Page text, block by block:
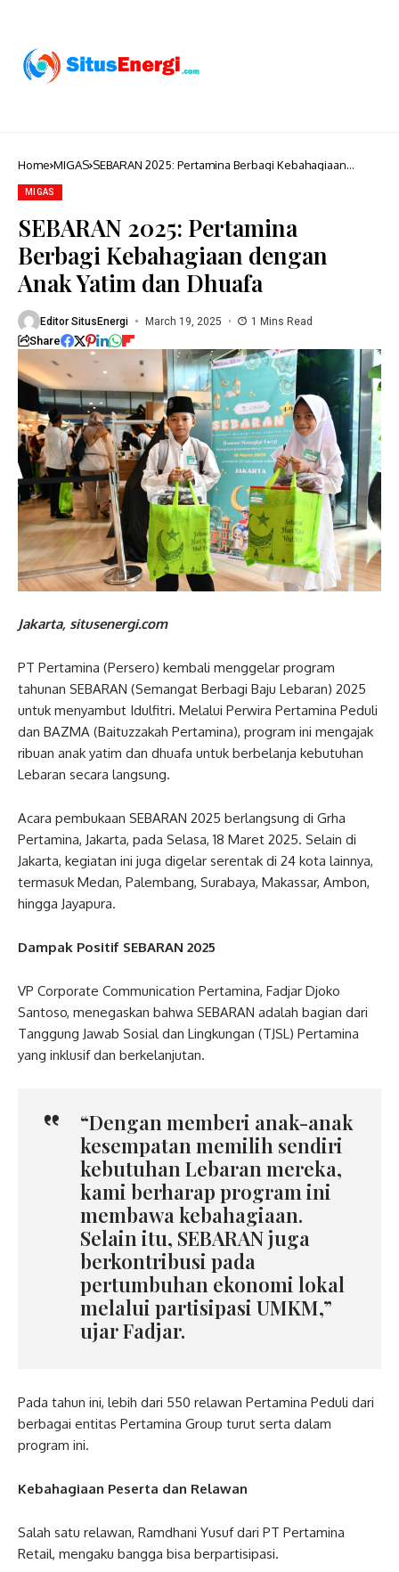
Home MIGAS SEBARAN 2025: Pertamina Berbagi Kebahagiaan
MIGAS
SEBARAN 2025: Pertamina
Berbagi Kebahagiaan dengan
Anak Yatim dan Dhuafa
Editor SitusEnergi March 19, 2025 1 Mins Read
Share
Jakarta, situsenergi.com
PT Pertamina (Persero) kembali menggelar program
tahunan SEBARAN (Semangat Berbagi Baju Lebaran) 2025
untuk menyambut Idulfitri. Melalui Perwira Pertamina Peduli
dan BAZMA (Baituzzakah Pertamina), program ini mengajak
ribuan anak yatim dan dhuafa untuk berbelanja kebutuhan
Lebaran secara langsung.
Acara pembukaan SEBARAN 2025 berlangsung di Grha
Pertamina, Jakarta, pada Selasa, 18 Maret 2025. Selain di
Jakarta, kegiatan ini juga digelar serentak di 24 kota lainnya,
termasuk Medan, Palembang, Surabaya, Makassar, Ambon,
hingga Jayapura.
Dampak Positif SEBARAN 2025
VP Corporate Communication Pertamina, Fadjar Djoko
Santoso, menegaskan bahwa SEBARAN adalah bagian dari
Tanggung Jawab Sosial dan Lingkungan (TJSL) Pertamina
yang inklusif dan berkelanjutan.
“Dengan memberi anak-anak
kesempatan memilih sendiri
kebutuhan Lebaran mereka,
kami berharap program ini
membawa kebahagiaan.
Selain itu, SEBARAN juga
berkontribusi pada
pertumbuhan ekonomi lokal
melalui partisipasi UMKM,”
ujar Fadjar.
Pada tahun ini, lebih dari 550 relawan Pertamina Peduli dari
berbagai entitas Pertamina Group turut serta dalam
program ini.
Kebahagiaan Peserta dan Relawan
Salah satu relawan, Ramdhani Yusuf dari PT Pertamina
Retail, mengaku bangga bisa berpartisipasi.